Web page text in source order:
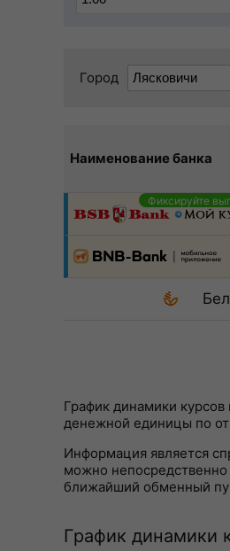
Город
Наименование банка
Фиксируйте
График динамики
денежной единицы по
Информация является
можно непосредственно
ближайший обменный
График динамики